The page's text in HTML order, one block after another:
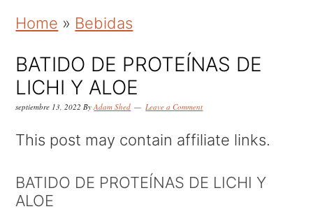
k
i
p
t
r
i
k
i
p
t
a
i
k
i
p
t
r
i
Home » Bebidas
BATIDO DE PROTEÍNAS DE
LICHI Y ALOE
septiembre 13, 2022 ByAdam Shed Leave a Comment
This post may contain affiliate links.
BATIDO DE PROTEÍNAS DE LICHI Y
ALOE